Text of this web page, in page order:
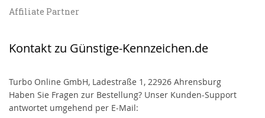
Affiliate Partner
Kontakt zu Günstige-Kennzeichen.de
Turbo Online GmbH, Ladestraße 1, 22926 Ahrensburg
Haben Sie Fragen zur Bestellung? Unser Kunden-Support
antwortet umgehend per E-Mail: